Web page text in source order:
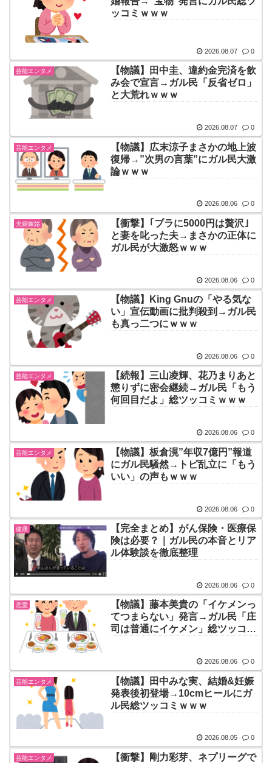
ッコミｗｗｗ
2026.08.07 0
芸能エンタメ
【物議】田中圭、違約金完済を飲
み会で宣言→ガル民「反省ゼロ」
と大荒れｗｗｗ
2026.08.07 0
芸能エンタメ
【物議】広末涼子まさかの地上波
復帰→”次男の言葉”にガル民大激
論ｗｗｗ
2026.08.06 0
夫婦嫁姑
【衝撃】｢ブラに5000円は贅沢｣
と妻を叱った夫→まさかの正体に
ガル民が大激怒ｗｗｗ
2026.08.06 0
芸能エンタメ
【物議】King Gnuの「やる気な
い」宣伝動画に批判殺到→ガル民
も真っ二つにｗｗｗ
2026.08.06 0
芸能エンタメ
【続報】三山凌輝、花乃まりあと
懲りずに密会継続→ガル民「もう
何回目だよ」総ツッコミｗｗｗ
2026.08.06 0
芸能エンタメ
【物議】板倉滉”年収7億円”報道
にガル民騒然→トピ乱立に「もう
いい」の声もｗｗｗ
2026.08.06 0
健康
【完全まとめ】がん保険・医療保
険は必要？｜ガル民の本音とリア
ル体験談を徹底整理
2026.08.06 0
恋愛
【物議】藤本美貴の「イケメンっ
てつまらない」発言→ガル民「庄
司は普通にイケメン」総ツッコミ
2026.08.06 0
芸能エンタメ
【物議】田中みな実、結婚&妊娠
発表後初登場→10cmヒールにガ
ル民総ツッコミｗｗｗ
2026.08.05 0
芸能エンタメ
【衝撃】剛力彩芽、ネプリーグで